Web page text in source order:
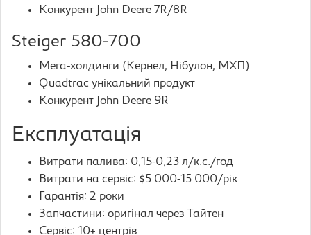
Конкурент John Deere 7R/8R
Steiger 580-700
Мега-холдинги (Кернел, Нібулон, МХП)
Quadtrac унікальний продукт
Конкурент John Deere 9R
Експлуатація
Витрати палива: 0,15-0,23 л/к.с./год
Витрати на сервіс: $5 000-15 000/рік
Гарантія: 2 роки
Запчастини: оригінал через Тайтен
Сервіс: 10+ центрів